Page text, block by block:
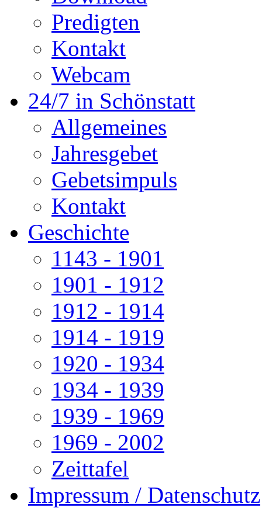
Predigten
Kontakt
Webcam
24/7 in Schönstatt
Allgemeines
Jahresgebet
Gebetsimpuls
Kontakt
Geschichte
1143 - 1901
1901 - 1912
1912 - 1914
1914 - 1919
1920 - 1934
1934 - 1939
1939 - 1969
1969 - 2002
Zeittafel
Impressum / Datenschutz